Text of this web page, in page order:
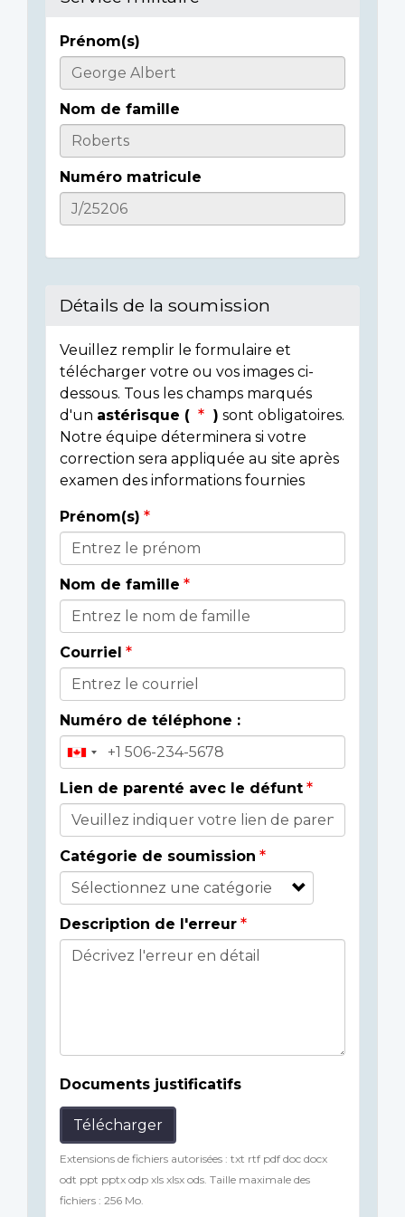
Casualty
Details
Prénom(s)
Nom de famille
Numéro matricule
Détails de la soumission
Veuillez remplir le formulaire et
télécharger votre ou vos images ci-
dessous. Tous les champs marqués
d'un astérisque ( ) sont obligatoires.
Notre équipe déterminera si votre
correction sera appliquée au site après
examen des informations fournies
Donor
Details
Prénom(s)
Nom de famille
Courriel
Numéro de téléphone :
Lien de parenté avec le défunt
Catégorie de soumission
Description de l'erreur
Documents justificatifs
Télécharger
Extensions de fichiers autorisées : txt rtf pdf doc docx
odt ppt pptx odp xls xlsx ods. Taille maximale des
fichiers : 256 Mo.